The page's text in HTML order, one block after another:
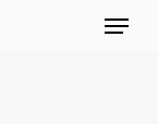
Menu